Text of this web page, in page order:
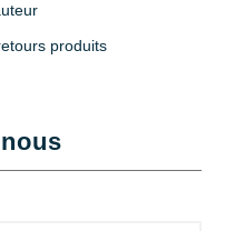
produits